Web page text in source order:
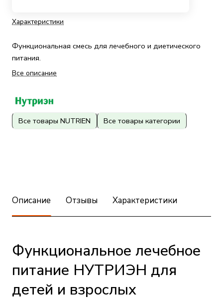
Характеристики
Функциональная смесь для лечебного и диетического
питания.
Все описание
Все товары NUTRIEN Все товары категории
Описание Отзывы Характеристики
Функциональное лечебное
питание НУТРИЭН для
детей и взрослых